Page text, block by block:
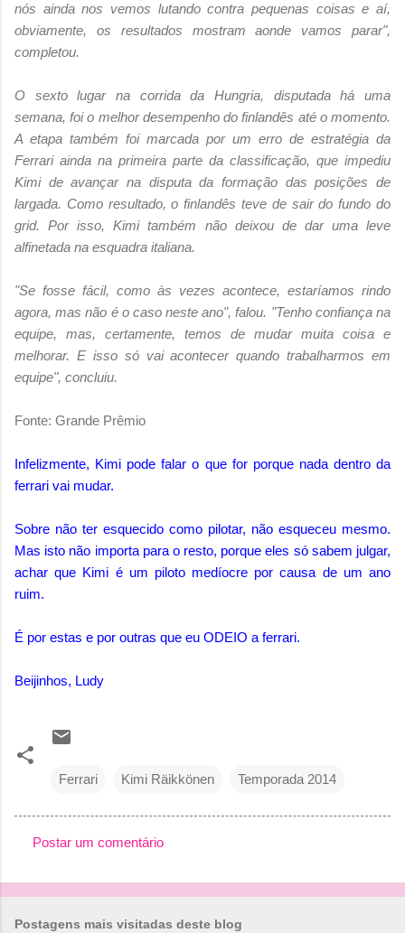
nós ainda nos vemos lutando contra pequenas coisas e aí,
obviamente, os resultados mostram aonde vamos parar",
completou.
O sexto lugar na corrida da Hungria, disputada há uma
semana, foi o melhor desempenho do finlandês até o momento.
A etapa também foi marcada por um erro de estratégia da
Ferrari ainda na primeira parte da classificação, que impediu
Kimi de avançar na disputa da formação das posições de
largada. Como resultado, o finlandês teve de sair do fundo do
grid. Por isso, Kimi também não deixou de dar uma leve
alfinetada na esquadra italiana.
"Se fosse fácil, como às vezes acontece, estaríamos rindo
agora, mas não é o caso neste ano", falou. "Tenho confiança na
equipe, mas, certamente, temos de mudar muita coisa e
melhorar. E isso só vai acontecer quando trabalharmos em
equipe", concluiu.
Fonte: Grande Prêmio
Infelizmente, Kimi pode falar o que for porque nada dentro da
ferrari vai mudar.
Sobre não ter esquecido como pilotar, não esqueceu mesmo.
Mas isto não importa para o resto, porque eles só sabem julgar,
achar que Kimi é um piloto medíocre por causa de um ano
ruim.
É por estas e por outras que eu ODEIO a ferrari.
Beijinhos, Ludy
Ferrari Kimi Räikkönen Temporada 2014
o
Postar um comentário
Postagens mais visitadas deste blog